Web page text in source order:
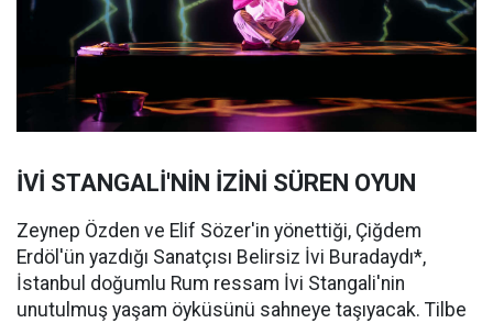
İVİ STANGALİ'NİN İZİNİ SÜREN OYUN
Zeynep Özden ve Elif Sözer'in yönettiği, Çiğdem
Erdöl'ün yazdığı Sanatçısı Belirsiz İvi Buradaydı*,
İstanbul doğumlu Rum ressam İvi Stangali'nin
unutulmuş yaşam öyküsünü sahneye taşıyacak. Tilbe